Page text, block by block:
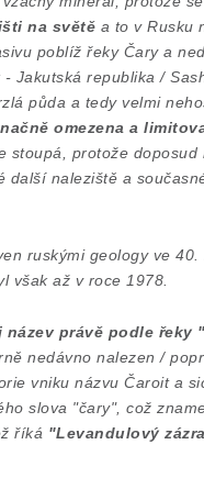
na světě a to v Rusku
poblíž řeky Čary a
Jakutská republika /
půda a tedy velmi
omezena a
stoupá, protože doposud
další naleziště a
ruskými geology ve 40.
však až v roce 1978.
název právě podle řeky
nedávno nalezen /
vniku názvu Čaroit a
slova "čary", což
říká "Levandulový